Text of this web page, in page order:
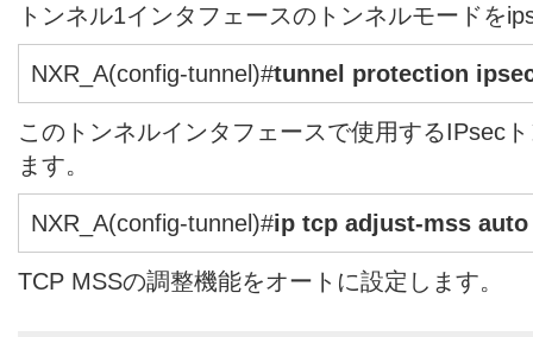
トンネル1インタフェースのトンネルモードを
NXR_A(config-tunnel)#tunnel protection
このトンネルインタフェースで使用するIPsec
ます。
NXR_A(config-tunnel)#ip tcp adjust-mss auto
TCP MSSの調整機能をオートに設定します。